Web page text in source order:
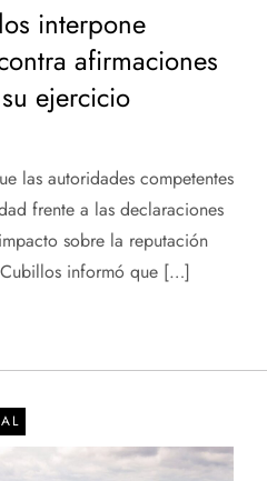
interpone
afirmaciones
ejercicio
las autoridades competentes
frente a las declaraciones
sobre la reputación
informó que […]